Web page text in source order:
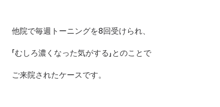
他院で毎週トーニングを8回受けられ、
「むしろ濃くなった気がする」とのことで
ご来院されたケースです。